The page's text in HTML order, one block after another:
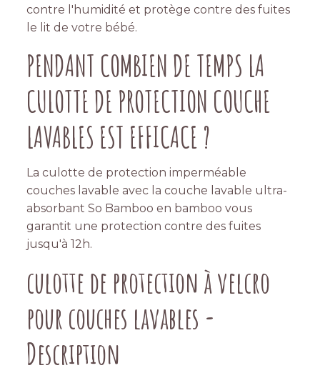
contre l'humidité et protège contre des fuites
le lit de votre bébé.
PENDANT COMBIEN DE TEMPS LA
CULOTTE DE PROTECTION COUCHE
LAVABLES EST EFFICACE ?
La culotte de protection imperméable
couches lavable avec la couche lavable ultra-
absorbant So Bamboo en bamboo vous
garantit une protection contre des fuites
jusqu'à 12h.
culotte de protection à velcro
pour couches lavables -
Description